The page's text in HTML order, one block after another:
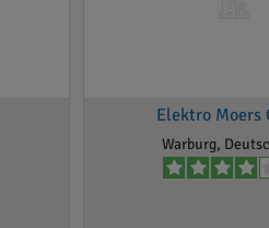
Elektro Moers
Warburg,